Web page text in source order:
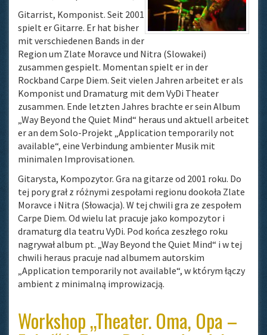
Gitarrist, Komponist. Seit 2001
spielt er Gitarre. Er hat bisher
mit verschiedenen Bands in der
Region um Zlate Moravce und Nitra (Slowakei)
zusammen gespielt. Momentan spielt er in der
Rockband Carpe Diem. Seit vielen Jahren arbeitet er als
Komponist und Dramaturg mit dem VyDi Theater
zusammen. Ende letzten Jahres brachte er sein Album
„Way Beyond the Quiet Mind“ heraus und aktuell arbeitet
er an dem Solo-Projekt „Application temporarily not
available“, eine Verbindung ambienter Musik mit
minimalen Improvisationen.
Gitarysta, Kompozytor. Gra na gitarze od 2001 roku. Do
tej pory grał z różnymi zespołami regionu dookoła Zlate
Moravce i Nitra (Słowacja). W tej chwili gra ze zespołem
Carpe Diem. Od wielu lat pracuje jako kompozytor i
dramaturg dla teatru VyDi. Pod końca zeszłego roku
nagrywał album pt. „Way Beyond the Quiet Mind“ i w tej
chwili heraus pracuje nad albumem autorskim
„Application temporarily not available“, w którym łączy
ambient z minimalną improwizacją.
Workshop „Theater. Oma, Opa –